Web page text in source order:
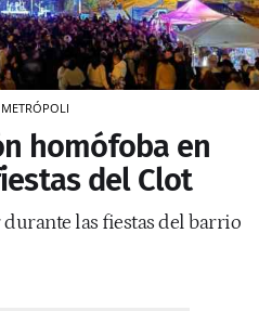
homófoba en
del Clot
las fiestas del barrio